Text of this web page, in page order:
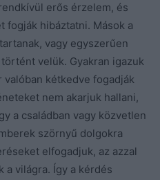
erős érzelem, és
fogják hibáztatni. Mások a
vagy egyszerűen
velük. Gyakran igazuk
kétkedve fogadják
nem akarjuk hallani,
a családban vagy közvetlen
szörnyű dolgokra
elfogadjuk, az azzal
a világra. Így a kérdés